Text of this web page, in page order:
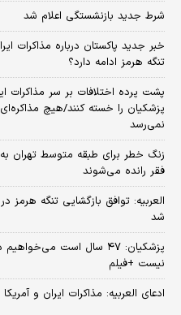
شرط جدید بازنشستگی اعلام شد
خبر جدید پاکستان درباره مذاکرات
تنگه هرمز ادامه دارد؟
پشت پرده اختلافات بر سر مذاکرات
پزشکیان را خسته کنند/هیچ
نمی‌رسد
زنگ خطر برای طبقه متوسط تهران
فقر رانده می‌شوند
شد
پزشکیان: ۴۷ سال است
نیست +فیلم
ادعای العربیه: مذاکرات ایران و